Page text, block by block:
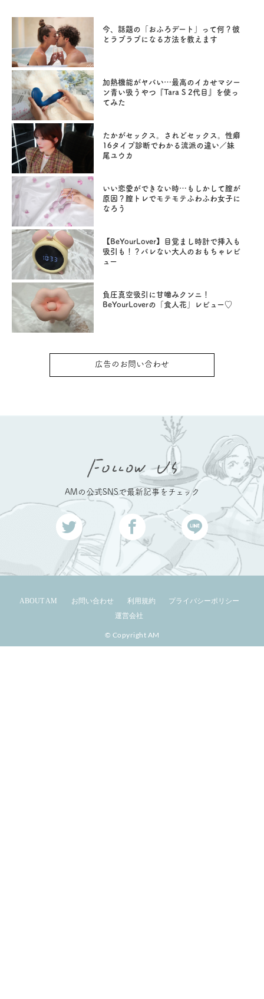
今、話題の「おふろデート」って何？彼
とラブラブになる方法を教えます
加熱機能がヤバい…最高のイカせマシー
ン青い吸うやつ『Tara S 2代目』を使っ
てみた
たかがセックス。されどセックス。性癖
16タイプ診断でわかる流派の違い／妹
尾ユウカ
いい恋愛ができない時…もしかして膣が
原因？膣トレでモテモテふわふわ女子に
なろう
【BeYourLover】目覚まし時計で挿入も
吸引も！？バレない大人のおもちゃレビ
ュー
負圧真空吸引に甘噛みクンニ！
BeYourLoverの「食人花」レビュー♡
広告のお問い合わせ
AMの公式SNSで最新記事をチェック
ABOUT AM お問い合わせ 利用規約
プライバシーポリシー
運営会社
© Copyright AM